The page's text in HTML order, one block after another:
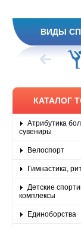
ВИДЫ
ХОККЕЙ
КАТАЛОГ
Атрибутика
сувениры
Велоспорт
Гимнастика,
Детские
комплексы
Единоборства